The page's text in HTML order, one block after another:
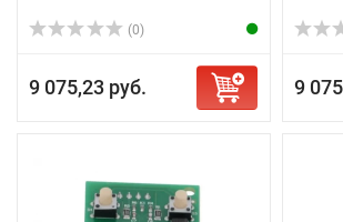
(0)
9 075,23 руб. 9